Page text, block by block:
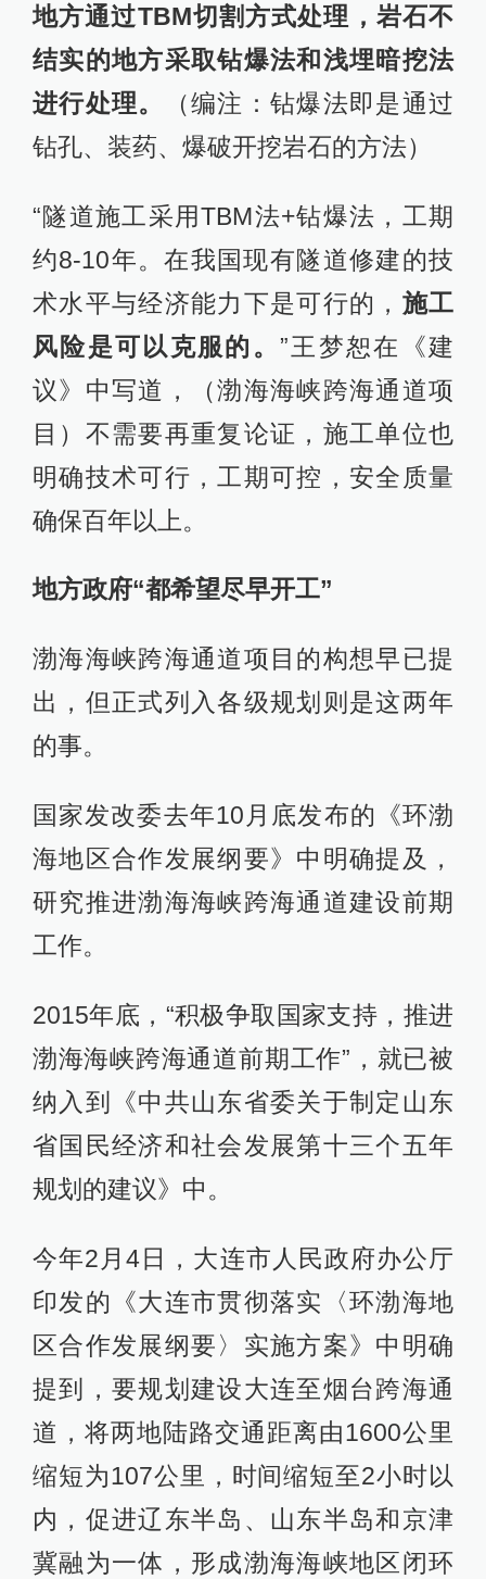
地方通过TBM切割方式处理，岩石不
结实的地方采取钻爆法和浅埋暗挖法
进行处理。
（编注：钻爆法即是通过
钻孔、装药、爆破开挖岩石的方法）
“隧道施工采用TBM法+钻爆法，工期
约8-10年。在我国现有隧道修建的技
术水平与经济能力下是可行的， 施工
风险是可以克服的。 ”王梦恕在《建
议》中写道，（渤海海峡跨海通道项
目）不需要再重复论证，施工单位也
明确技术可行，工期可控，安全质量
确保百年以上。
地方政府“都希望尽早开工”
渤海海峡跨海通道项目的构想早已提
出，但正式列入各级规划则是这两年
的事。
国家发改委去年10月底发布的《环渤
海地区合作发展纲要》中明确提及，
研究推进渤海海峡跨海通道建设前期
工作。
2015年底，“积极争取国家支持，推进
渤海海峡跨海通道前期工作”，就已被
纳入到《中共山东省委关于制定山东
省国民经济和社会发展第十三个五年
规划的建议》中。
今年2月4日，大连市人民政府办公厅
印发的《大连市贯彻落实〈环渤海地
区合作发展纲要〉实施方案》中明确
提到，要规划建设大连至烟台跨海通
道，将两地陆路交通距离由1600公里
缩短为107公里，时间缩短至2小时以
内，促进辽东半岛、山东半岛和京津
冀融为一体，形成渤海海峡地区闭环